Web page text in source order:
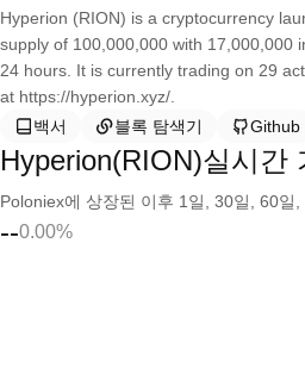
Hyperion (RION) is a cryptocurrency
supply of 100,000,000 with 17,000,000
24 hours. It is currently trading on 29
at https://hyperion.xyz/.
백서
블록 탐색기 Github
Hyperion(RION)실시간
Poloniex에 상장된 이후 1일, 30일, 60
--0.00%